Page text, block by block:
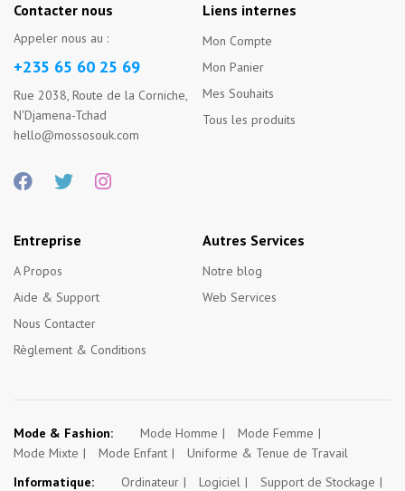
Contacter nous
Appeler nous au :
+235 65 60 25 69
Rue 2038, Route de la Corniche,
N'Djamena-Tchad
hello@mossosouk.com
Liens internes
Mon Compte
Mon Panier
Mes Souhaits
Tous les produits
Entreprise
A Propos
Aide & Support
Nous Contacter
Règlement & Conditions
Autres Services
Notre blog
Web Services
Mode & Fashion: Mode Homme
Mode Femme
Mode Mixte
Mode Enfant
Uniforme & Tenue de Travail
Informatique:
Ordinateur Logiciel
Support de Stockage